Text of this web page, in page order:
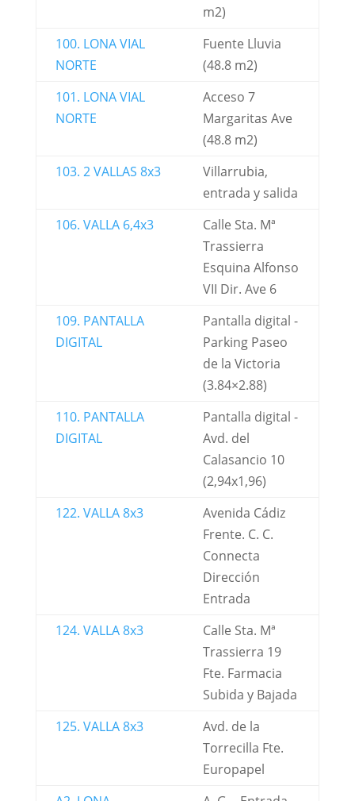
m2)
100. LONA VIAL
NORTE
Fuente Lluvia
(48.8 m2)
101. LONA VIAL
NORTE
Acceso 7
Margaritas Ave
(48.8 m2)
103. 2 VALLAS 8x3
Villarrubia,
entrada y salida
106. VALLA 6,4x3
Calle Sta. Mª
Trassierra
Esquina Alfonso
VII Dir. Ave 6
109. PANTALLA
DIGITAL
Pantalla digital -
Parking Paseo
de la Victoria
(3.84×2.88)
110. PANTALLA
DIGITAL
Pantalla digital -
Avd. del
Calasancio 10
(2,94x1,96)
122. VALLA 8x3
Avenida Cádiz
Frente. C. C.
Connecta
Dirección
Entrada
124. VALLA 8x3
Calle Sta. Mª
Trassierra 19
Fte. Farmacia
Subida y Bajada
125. VALLA 8x3
Avd. de la
Torrecilla Fte.
Europapel